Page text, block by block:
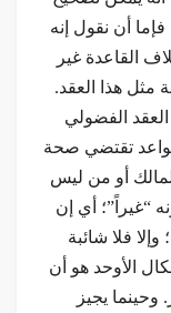
أن نقول إنه
القاعدة غير
مثل هذا العقد.
الفضولي
تقتضي صحة
أو من ليس
“غيراً”؛ أي إن
وإلا فلا شائبة
الأوحد هو أن
يجيز